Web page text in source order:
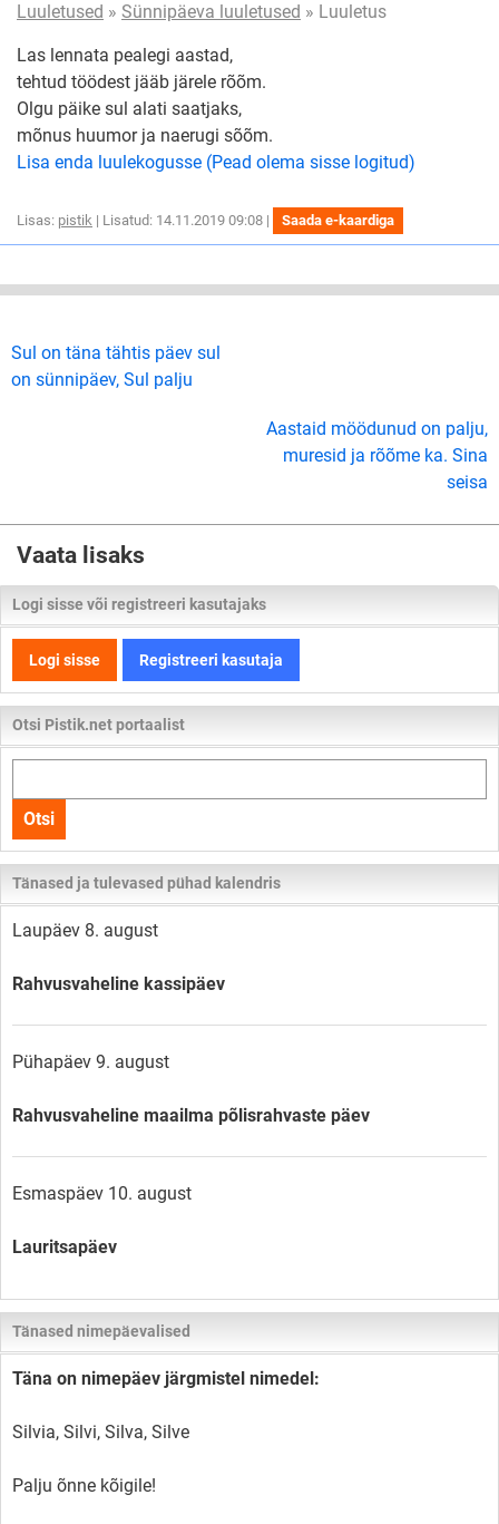
Luuletused » Sünnipäeva luuletused » Luuletus
Las lennata pealegi aastad,
tehtud töödest jääb järele rõõm.
Olgu päike sul alati saatjaks,
mõnus huumor ja naerugi sõõm.
Lisa enda luulekogusse (Pead olema sisse logitud)
Lisas: pistik | Lisatud: 14.11.2019 09:08 | Saada e-kaardiga
Sul on täna tähtis päev sul
on sünnipäev, Sul palju
Aastaid möödunud on palju,
muresid ja rõõme ka. Sina
seisa
Vaata lisaks
Logi sisse või registreeri kasutajaks
Logi sisse Registreeri kasutaja
Otsi Pistik.net portaalist
kogu
lehelt
Otsi
Tänased ja tulevased pühad kalendris
Laupäev 8. august
Rahvusvaheline kassipäev
Pühapäev 9. august
Rahvusvaheline maailma põlisrahvaste päev
Esmaspäev 10. august
Lauritsapäev
Tänased nimepäevalised
Täna on nimepäev järgmistel nimedel:
Silvia, Silvi, Silva, Silve
Palju õnne kõigile!